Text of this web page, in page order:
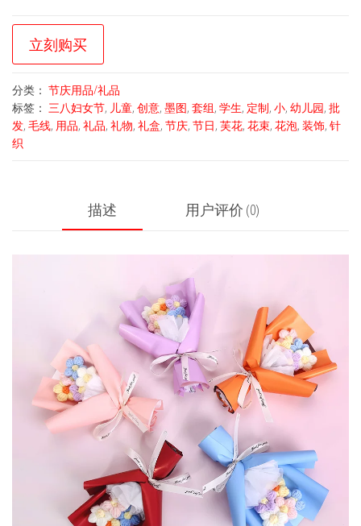
立刻购买
分类： 节庆用品/礼品
标签： 三八妇女节, 儿童, 创意, 墨图, 套组, 学生, 定制, 小, 幼儿园, 批
发, 毛线, 用品, 礼品, 礼物, 礼盒, 节庆, 节日, 芙花, 花束, 花泡, 装饰, 针
织
描述 用户评价 (0)